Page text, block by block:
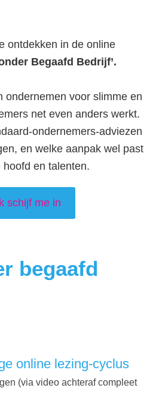
ontdekken in de online
Begaafd Bedrijf’.
ondernemen voor slimme en
net even anders werkt.
ondernemers-adviezen
en welke aanpak wel past
en talenten.
schijf me in
begaafd
online lezing-cyclus
(via video achteraf compleet